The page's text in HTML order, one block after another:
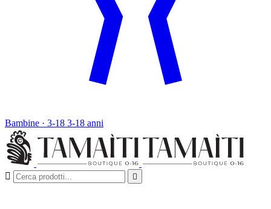
Bambine · 3-18 3-18 anni
 